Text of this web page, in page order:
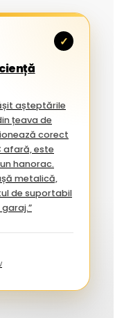
✓
așteptările
corect
afară, este
metalică,
de suportabil
din garaj.”